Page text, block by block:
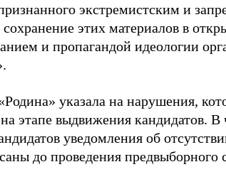
экстремистским и
этих материалов в
и пропагандой идеологии
указала на нарушения,
этапе выдвижения кандидатов. В
уведомления об
до проведения предвыборного